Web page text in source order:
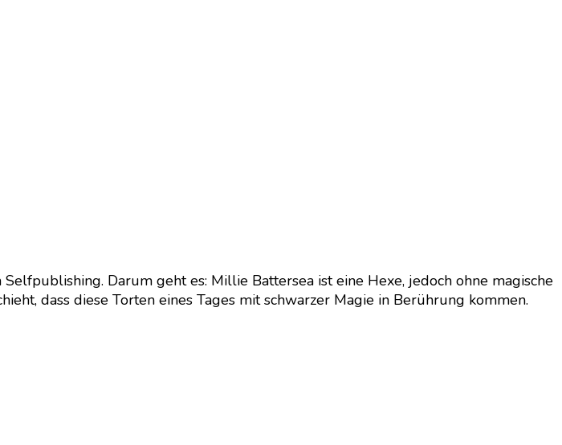
Darum geht es: Millie Battersea ist eine Hexe, jedoch ohne magische
dass diese Torten eines Tages mit schwarzer Magie in Berührung kommen.